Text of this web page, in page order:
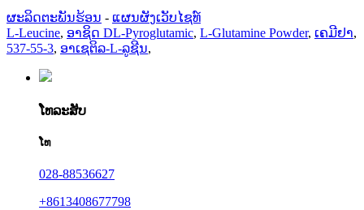
ຜະລິດຕະພັນຮ້ອນ - ແຜນຜັງເວັບໄຊທ໌
L-Leucine, ອາຊິດ DL-Pyroglutamic, L-Glutamine Powder, ເຄມີຢາ,
537-55-3, ອາເຊຕິລ-L-ລູຊີນ,
ໂທລະສັບ
ໂທ
028-88536627
+8613408677798